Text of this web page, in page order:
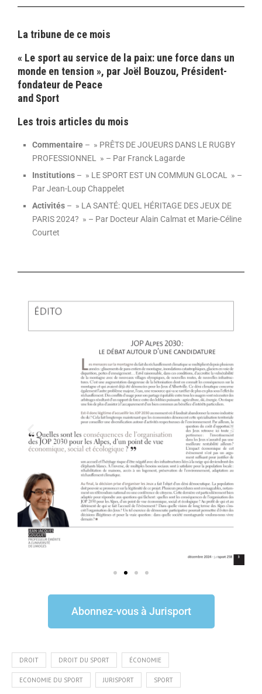
La tribune de ce mois
« Le sport au service de la paix: une force dans un
monde en tension », par Joël Bouzou, Président-
fondateur de Peace
and Sport
Les trois articles du mois
Commentaire – » PRÊTS DE JOUEURS DANS LE RUGBY
PROFESSIONNEL » – Par Franck Lagarde
Institutions – » LE SPORT EST UN COMMUN GLOCAL » –
Par Jean-Loup Chappelet
Activités – » LA SANTÉ: QUEL HÉRITAGE DES JEUX DE
PARIS 2024? » – Par Docteur Alain Calmat et Marie-Céline
Courtet
Abonnez-vous à Jurisport
DROIT DROIT DU SPORT ÉCONOMIE
ECONOMIE DU SPORT JURISPORT SPORT